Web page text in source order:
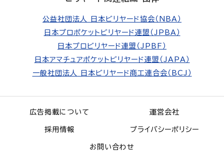
公益社団法人 日本ビリヤード協会（NBA）
日本プロポケットビリヤード連盟（JPBA）
日本プロビリヤード連盟（JPBF）
日本アマチュアポケットビリヤード連盟（JAPA）
一般社団法人 日本ビリヤード商工連合会（BCJ）
広告掲載について 運営会社
採用情報 プライバシーポリシー
お問い合わせ